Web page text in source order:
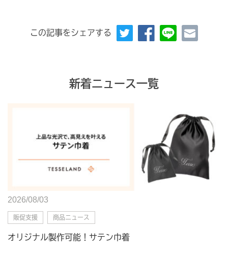
この記事をシェアする
新着ニュース一覧
2026/08/03
販促支援 商品ニュース
オリジナル製作可能！サテン巾着